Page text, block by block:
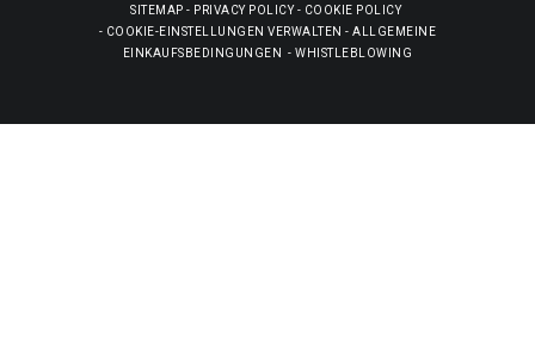
SITEMAP - PRIVACY POLICY- COOKIE POLICY
- COOKIE-EINSTELLUNGEN VERWALTEN -ALLGEMEINE
EINKAUFSBEDINGUNGEN
-WHISTLEBLOWING